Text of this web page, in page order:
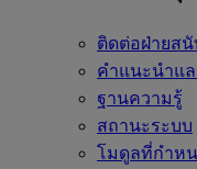
ติดต่อฝ่ายส
คำแนะนำแ
ฐานความรู้
สถานะระบบ
โมดูลที่กำหน